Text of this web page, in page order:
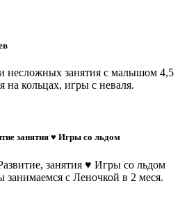
несложных занятия с малышом 4,5
на кольцах, игры с неваля.
занятия ♥ Игры со льдом
занятия ♥ Игры со льдом
с Леночкой в 2 меся.